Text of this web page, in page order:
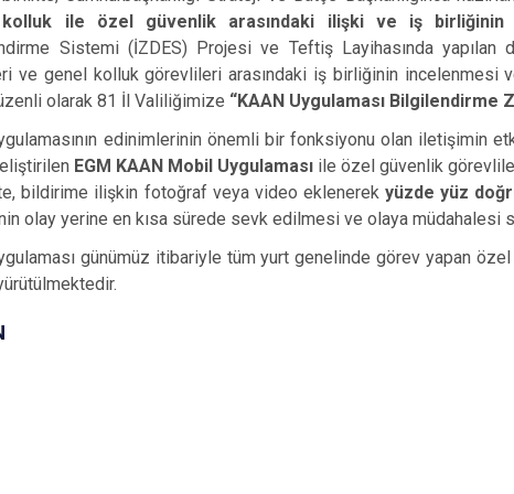
ile özel güvenlik arasındaki ilişki ve iş birliğinin
Sistemi (İZDES) Projesi ve Teftiş Layihasında
ve genel kolluk görevlileri arasındaki iş birliğinin incelenmesi
olarak 81 İl Valiliğimize “KAAN Uygulaması Bilgilendirme
edinimlerinin önemli bir fonksiyonu olan iletişimin
EGM KAAN Mobil Uygulaması ile özel güvenlik
bildirime ilişkin fotoğraf veya video eklenerek yüzde yüz
olay yerine en kısa sürede sevk edilmesi ve olaya müdahalesi
günümüz itibariyle tüm yurt genelinde görev yapan